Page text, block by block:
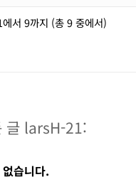
서 9까지 (총 9 중에서)
글 larsH-21:
습니다.